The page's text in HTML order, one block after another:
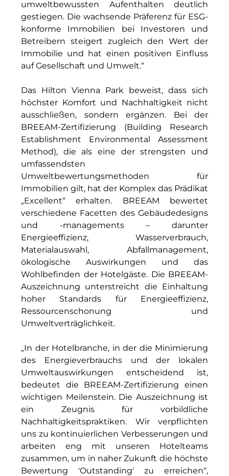
Münchner Wohnen
Münchner Wohnen
National Center for Waste Management
Neuhausen Neudenken
Optima_Hammer
PAULUS Immobiliengruppe
Pembroke
Quartier am Bahnhof Taufkirchen
R&S Immobilienmanagement GmbH
RE/MAX Germany
Rock Capital Group
Scoperty
Scrivo Communications
Starlab International GmbH
Timber Factory
UBM Development
The Q
The Scandinavian Ensemble
The Stack
The Verse
umweltbewussten Aufenthalten deutlich
gestiegen. Die wachsende Präferenz für ESG-
konforme Immobilien bei Investoren und
Betreibern steigert zugleich den Wert der
Immobilie und hat einen positiven Einfluss
auf Gesellschaft und Umwelt.“
Das Hilton Vienna Park beweist, dass sich
höchster Komfort und Nachhaltigkeit nicht
ausschließen, sondern ergänzen. Bei der
BREEAM-Zertifizierung (Building Research
Establishment Environmental Assessment
Method), die als eine der strengsten und
umfassendsten
Umweltbewertungsmethoden für
Immobilien gilt, hat der Komplex das Prädikat
„Excellent“ erhalten. BREEAM bewertet
verschiedene Facetten des Gebäudedesigns
und -managements – darunter
Energieeffizienz, Wasserverbrauch,
Materialauswahl, Abfallmanagement,
ökologische Auswirkungen und das
Wohlbefinden der Hotelgäste. Die BREEAM-
Auszeichnung unterstreicht die Einhaltung
hoher Standards für Energieeffizienz,
Ressourcenschonung und
Umweltverträglichkeit.
„In der Hotelbranche, in der die Minimierung
des Energieverbrauchs und der lokalen
Umweltauswirkungen entscheidend ist,
bedeutet die BREEAM-Zertifizierung einen
wichtigen Meilenstein. Die Auszeichnung ist
ein Zeugnis für vorbildliche
Nachhaltigkeitspraktiken. Wir verpflichten
uns zu kontinuierlichen Verbesserungen und
arbeiten eng mit unseren Hotelteams
zusammen, um in naher Zukunft die höchste
Bewertung 'Outstanding' zu erreichen“,